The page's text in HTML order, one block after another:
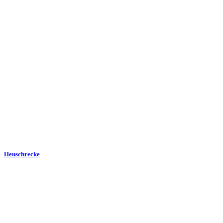
Heuschrecke